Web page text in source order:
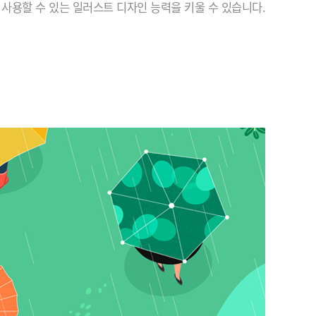
사용할 수 있는 일러스트 디자인 능력을 키울 수 있습니다.